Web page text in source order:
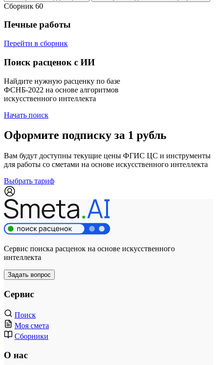
Сборник 60
Печные работы
Перейти в сборник
Поиск расценок с ИИ
Найдите нужную расценку по базе
ФСНБ-2022 на основе алгоритмов
искусственного интеллекта
Начать поиск
Оформите подписку за 1 рубль
Вам будут доступны текущие цены ФГИС ЦС и инструменты
для работы со сметами на основе искусственного интеллекта
Выбрать тариф
Сервис поиска расценок на основе искусственного
интеллекта
Задать вопрос
Сервис
Поиск
Моя смета
Сборники
О нас